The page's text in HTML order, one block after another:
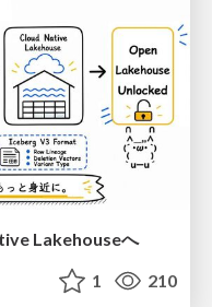
Lakehouseへ
1 210